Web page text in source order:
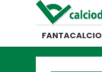
FANTACALCIO